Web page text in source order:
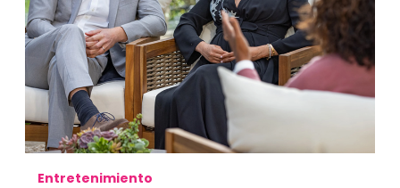
Entretenimiento